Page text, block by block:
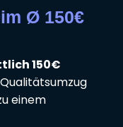
Ø 150€
150€
einem